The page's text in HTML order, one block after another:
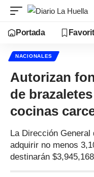
Portada
NACIONALES
Autorizan
de
cocinas
La Dirección General
adquirir no menos
destinarán